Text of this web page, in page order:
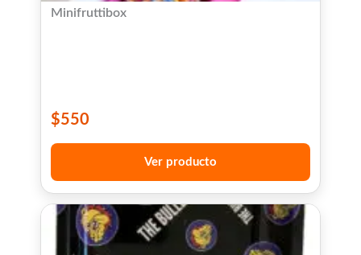
Minifruttibox
$550
Ver producto